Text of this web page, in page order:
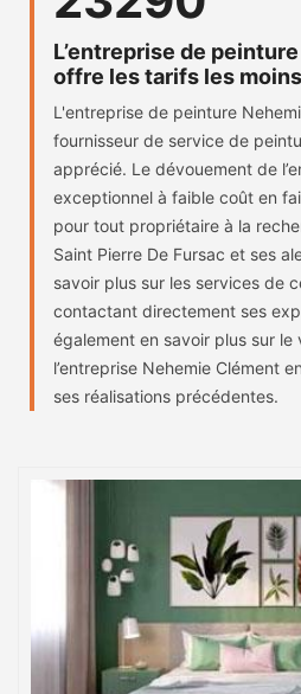
L’entreprise de
offre les tarifs les
L'entreprise de peinture
fournisseur de service de
apprécié. Le dévouement de
exceptionnel à faible coût en
pour tout propriétaire à la
Saint Pierre De Fursac et ses
savoir plus sur les services de
contactant directement ses
également en savoir plus sur
l’entreprise Nehemie Clément
ses réalisations précédentes.